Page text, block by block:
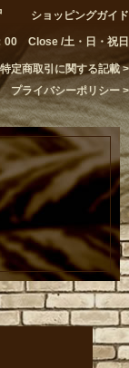
ショッピングガイド
00 Close /土・日・祝日
特定商取引に関する記載
プライバシーポリシー